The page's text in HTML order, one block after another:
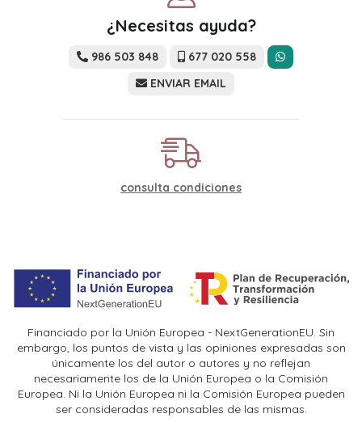
¿Necesitas ayuda?
986 503 848
677 020 558
ENVIAR EMAIL
consulta condiciones
Financiado por la Unión Europea - NextGenerationEU. Sin
embargo, los puntos de vista y las opiniones expresadas son
únicamente los del autor o autores y no reflejan
necesariamente los de la Unión Europea o la Comisión
Europea. Ni la Unión Europea ni la Comisión Europea pueden
ser consideradas responsables de las mismas.